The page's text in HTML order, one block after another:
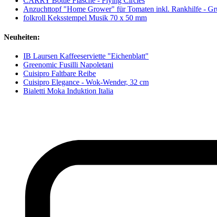
Anzuchttopf "Home Grower" für Tomaten inkl. Rankhilfe -
folkroll Keksstempel Musik 70 x 50 mm
Neuheiten:
IB Laursen Kaffeeserviette "Eichenblatt"
Greenomic Fusilli Napoletani
Cuisipro Faltbare Reibe
Cuisipro Elegance - Wok-Wender, 32 cm
Bialetti Moka Induktion Italia